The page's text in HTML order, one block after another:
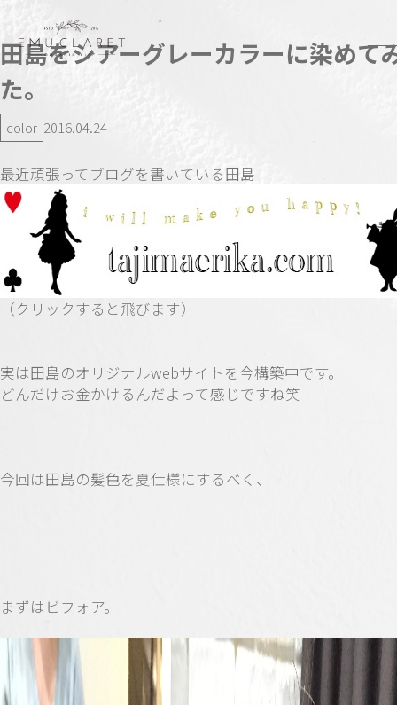
田島をシアーグレーカラーに染めて
た。
color 2016.04.24
最近頑張ってブログを書いている田島
（クリックすると飛びます）
実は田島のオリジナルwebサイトを今構築中です。
どんだけお金かけるんだよって感じですね笑
今回は田島の髪色を夏仕様にするべく、
まずはビフォア。